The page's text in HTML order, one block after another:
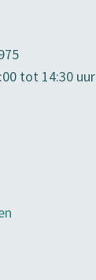
tot 14:30 uur